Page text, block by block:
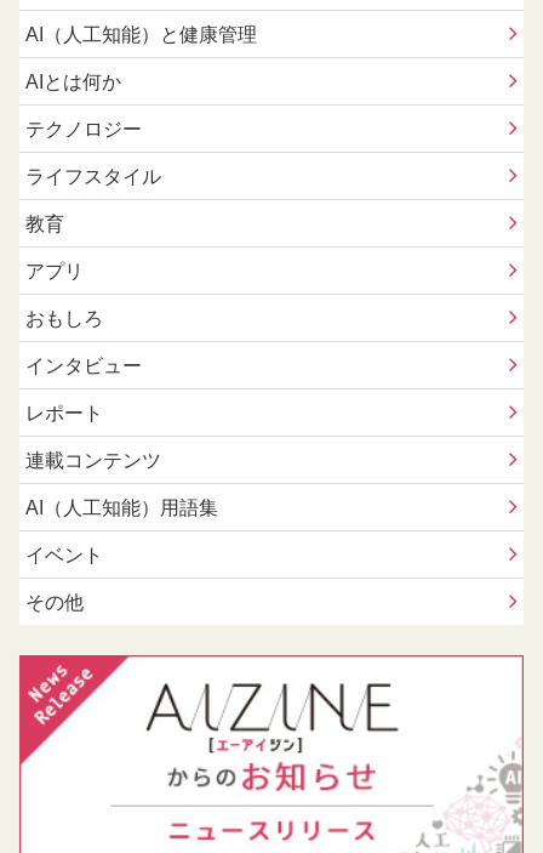
AI（人工知能）と健康管理
AIとは何か
テクノロジー
ライフスタイル
教育
アプリ
おもしろ
インタビュー
レポート
連載コンテンツ
AI（人工知能）用語集
イベント
その他